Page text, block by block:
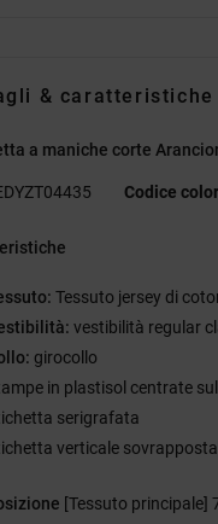
& caratteristiche
a maniche corte
Codice
Tessuto jersey di
vestibilità regular
girocollo
in plastisol centrate
serigrafata
verticale
[Tessuto principale]